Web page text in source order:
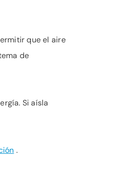
que el aire
de
Si aísla
.